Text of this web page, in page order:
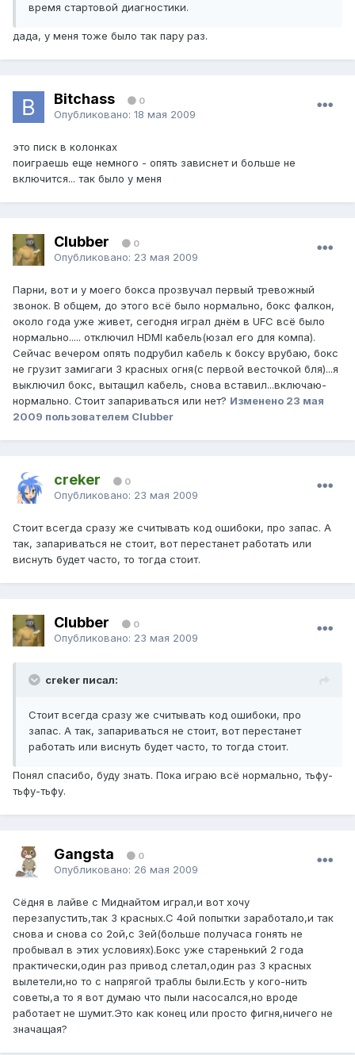
время стартовой диагностики.
дада, у меня тоже было так пару раз.
Bitchass 0
Опубликовано: 18 мая 2009
это писк в колонках
поиграешь еще немного - опять зависнет и больше не
включится... так было у меня
Clubber 0
Опубликовано: 23 мая 2009
Парни, вот и у моего бокса прозвучал первый тревожный
звонок. В общем, до этого всё было нормально, бокс фалкон,
около года уже живет, сегодня играл днём в UFC всё было
нормально..... отключил HDMI кабель(юзал его для компа).
Сейчас вечером опять подрубил кабель к боксу врубаю, бокс
не грузит замигаги 3 красных огня(с первой весточкой бля)...я
выключил бокс, вытащил кабель, снова вставил...включаю-
нормально. Стоит запариваться или нет? Изменено 23 мая
2009 пользователем Clubber
creker 0
Опубликовано: 23 мая 2009
Стоит всегда сразу же считывать код ошибоки, про запас. А
так, запариваться не стоит, вот перестанет работать или
виснуть будет часто, то тогда стоит.
Clubber 0
Опубликовано: 23 мая 2009
creker писал:
Стоит всегда сразу же считывать код ошибоки, про
запас. А так, запариваться не стоит, вот перестанет
работать или виснуть будет часто, то тогда стоит.
Понял спасибо, буду знать. Пока играю всё нормально, тьфу-
тьфу-тьфу.
Gangsta 0
Опубликовано: 26 мая 2009
Сёдня в лайве с Миднайтом играл,и вот хочу
перезапустить,так 3 красных.С 4ой попытки заработало,и так
снова и снова со 2ой,с 3ей(больше получаса гонять не
пробывал в этих условиях).Бокс уже старенький 2 года
практически,один раз привод слетал,один раз 3 красных
вылетели,но то с напрягой траблы были.Есть у кого-нить
советы,а то я вот думаю что пыли насосался,но вроде
работает не шумит.Это как конец или просто фигня,ничего не
значащая?